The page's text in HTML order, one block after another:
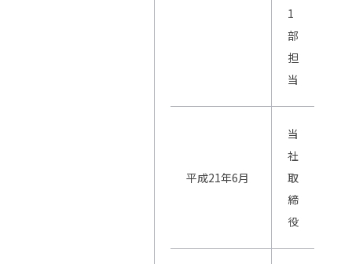
1
部
担
当
平成21年6月
当
社
取
締
役